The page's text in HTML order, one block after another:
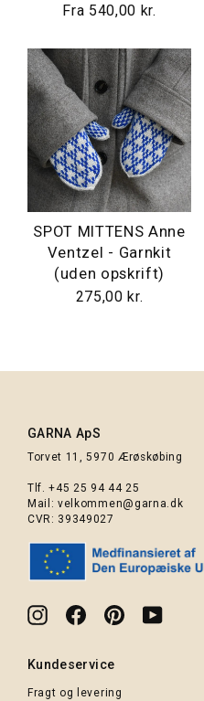
Fra 540,00 kr.
SPOT MITTENS Anne
Ventzel - Garnkit
(uden opskrift)
275,00 kr.
GARNA ApS
Torvet 11, 5970 Ærøskøbing
Tlf.+45 25 94 44 25
Mail:velkommen@garna.dk
CVR: 39349027
InstagramFacebookPinterestYouTube
Kundeservice
Fragt og levering